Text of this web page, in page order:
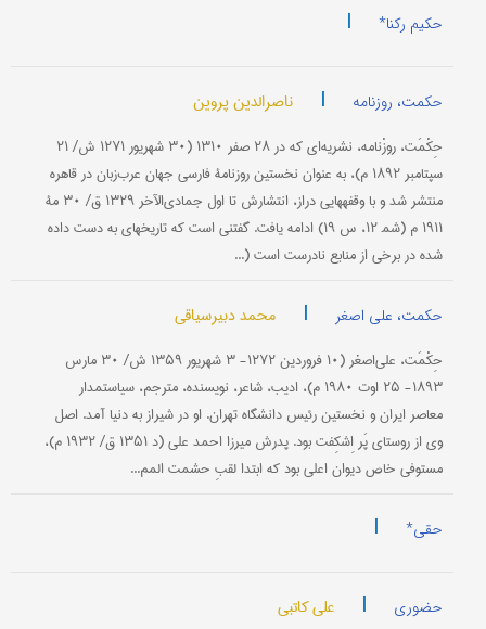
حکیم رکنا* |
حکمت، روزنامه | ناصرالدین پروین
حِکْمَت، روزْنامه، نشریه‌ای که در ۲۸ صفر ۱۳۱۰ (۳۰ شهریور ۱۲۷۱ ش/ ۲۱
سپتامبر ۱۸۹۲ م)، به عنوان نخستین روزنامۀ فارسی جهان عرب‌زبان در قاهره
منتشر شد و با وقفه‎هایی دراز، انتشارش تا اول جمادی‌الآخر ۱۳۲۹ ق/ ۳۰ مۀ
۱۹۱۱ م (شم‍ ۱۲، س ۱۹) ادامه یافت. گفتنی است که تاریخهای به دست داده
شده در برخی از منابع نادرست است (...
حکمت، علی اصغر | محمد دبیرسیاقی
حِکْمَت، علی‌اصغر (۱۰ فروردین ۱۲۷۲- ۳ شهریور ۱۳۵۹ ش/ ۳۰ مارس
۱۸۹۳- ۲۵ اوت ۱۹۸۰ م)، ادیب، شاعر، نویسنده، مترجم، سیاستمدار
معاصر ایران و نخستین رئیس دانشگاه تهران. او در شیراز به دنیا آمد. اصل
وی از روستای پَر اِشکِفت بود. پدرش میرزا احمد علی (د ۱۳۵۱ ق/ ۱۹۳۲ م)،
مستوفی خاص دیوان اعلى بود که ابتدا لقبِ حشمت المم...
حقی* |
حضوری | علی کاتبی